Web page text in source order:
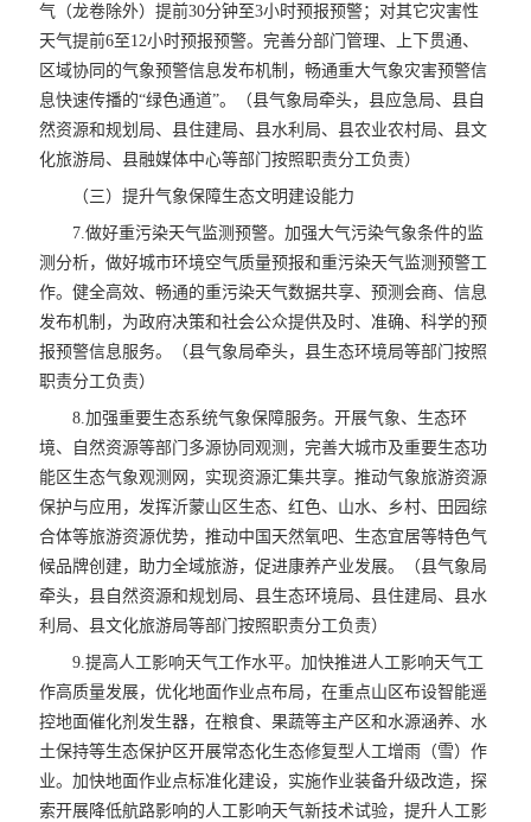
气（龙卷除外）提前30分钟至3小时预报预警；对其它灾害性
天气提前6至12小时预报预警。完善分部门管理、上下贯通、
区域协同的气象预警信息发布机制，畅通重大气象灾害预警信
息快速传播的“绿色通道”。（县气象局牵头，县应急局、县自
然资源和规划局、县住建局、县水利局、县农业农村局、县文
化旅游局、县融媒体中心等部门按照职责分工负责）
（三）提升气象保障生态文明建设能力
7.做好重污染天气监测预警。加强大气污染气象条件的监
测分析，做好城市环境空气质量预报和重污染天气监测预警工
作。健全高效、畅通的重污染天气数据共享、预测会商、信息
发布机制，为政府决策和社会公众提供及时、准确、科学的预
报预警信息服务。（县气象局牵头，县生态环境局等部门按照
职责分工负责）
8.加强重要生态系统气象保障服务。开展气象、生态环
境、自然资源等部门多源协同观测，完善大城市及重要生态功
能区生态气象观测网，实现资源汇集共享。推动气象旅游资源
保护与应用，发挥沂蒙山区生态、红色、山水、乡村、田园综
合体等旅游资源优势，推动中国天然氧吧、生态宜居等特色气
候品牌创建，助力全域旅游，促进康养产业发展。（县气象局
牵头，县自然资源和规划局、县生态环境局、县住建局、县水
利局、县文化旅游局等部门按照职责分工负责）
9.提高人工影响天气工作水平。加快推进人工影响天气工
作高质量发展，优化地面作业点布局，在重点山区布设智能遥
控地面催化剂发生器，在粮食、果蔬等主产区和水源涵养、水
土保持等生态保护区开展常态化生态修复型人工增雨（雪）作
业。加快地面作业点标准化建设，实施作业装备升级改造，探
索开展降低航路影响的人工影响天气新技术试验，提升人工影